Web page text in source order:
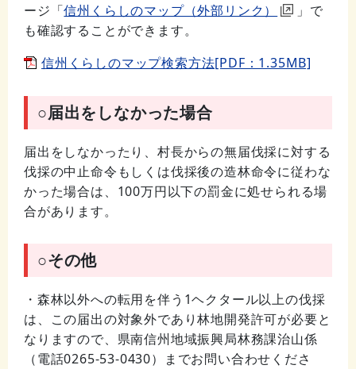
ージ「信州くらしのマップ（外部リンク）
」で
も確認することができます。
信州くらしのマップ検索方法[PDF：1.35MB]
○届出をしなかった場合
届出をしなかったり、村長からの無届伐採に対する
伐採の中止命令もしくは伐採後の造林命令に従わな
かった場合は、 100万円以下の罰金に処せられる場
合があります。
○その他
・森林以外への転用を伴う 1ヘクタール以上の伐採
は、この届出の対象外であり林地開発許可が必要と
なりますので、県南信州地域振興局林務課治山係
（電話0265-53-0430）までお問い合わせくださ